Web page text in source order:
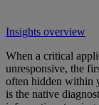
Insights overview
When a critical
unresponsive, the
often hidden within
is the native